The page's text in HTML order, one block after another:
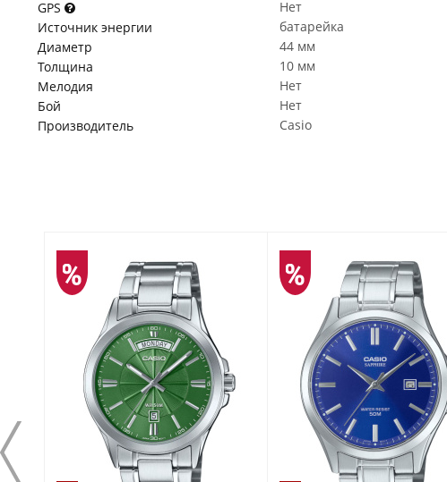
GPS
Нет
Источник энергии
батарейка
Диаметр
44 мм
Толщина
10 мм
Мелодия
Нет
Бой
Нет
Производитель
Casio